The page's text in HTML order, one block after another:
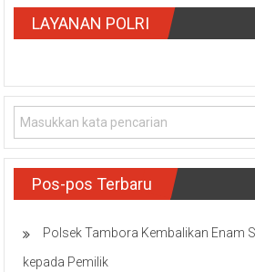
LAYANAN POLRI
Pos-pos Terbaru
Polsek Tambora Kembalikan Enam
kepada Pemilik